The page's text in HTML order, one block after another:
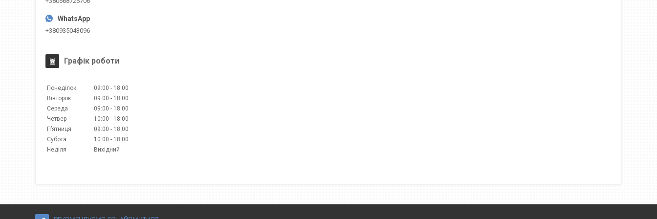
+380935043096
Графік роботи
Понеділок 09:00
18:00
Вівторок
09:00
18:00
Середа
09:00
18:00
Четвер
10:00
18:00
Пʼятниця
09:00
18:00
Субота
10:00
18:00
Неділя
Вихідний